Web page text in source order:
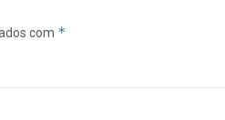
com *